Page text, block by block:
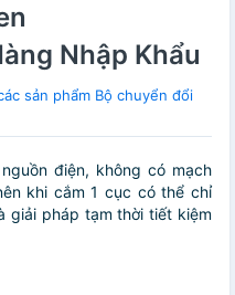
Nhập Khẩu
sản phẩm Bộ chuyển đổi
điện, không có mạch
khi cắm 1 cục có thể chỉ
giải pháp tạm thời tiết kiệm